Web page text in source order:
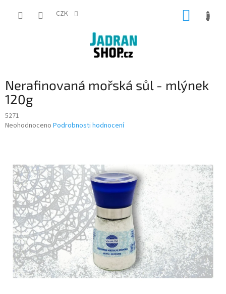
CZK
Nerafinovaná mořská sůl - mlýnek
120g
5271
Průměrné
0,0
hvězdiček.
Neohodnoceno Podrobnosti hodnocení